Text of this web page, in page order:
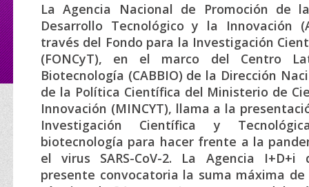
La Agencia Nacional de Promoción de
Desarrollo Tecnológico y la Innovación
través del Fondo para la Investigación
(FONCyT), en el marco del Centro
Biotecnología (CABBIO) de la Dirección
de la Política Científica del Ministerio de
Innovación (MINCYT), llama a la
Investigación Científica y
biotecnología para hacer frente a la
el virus SARS-CoV-2. La Agencia
presente convocatoria la suma máxima de